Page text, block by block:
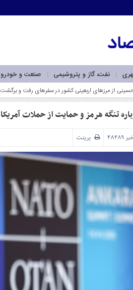
نفت، گاز و پتروشیمی صنعت و خودرو
تنگه هرمز و حمایت از حملات آمریکا
پرینت